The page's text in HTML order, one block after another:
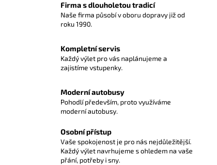
Firma s dlouholetou tradicí
Naše firma působí v oboru dopravy již od
roku 1990.
Kompletní servis
Každý výlet pro vás naplánujeme a
zajistíme vstupenky.
Moderní autobusy
Pohodlí především, proto využíváme
moderní autobusy.
Osobní přístup
Vaše spokojenost je pro nás nejdůležitější.
Každý výlet navrhujeme s ohledem na vaše
přání, potřeby i sny.